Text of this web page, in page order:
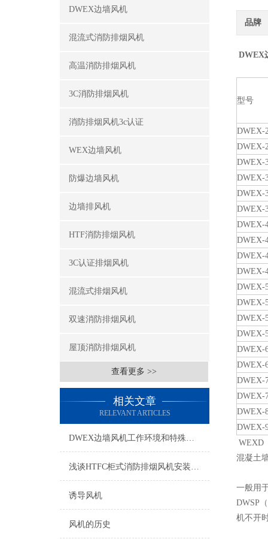
DWEX边墙风机
混流式消防排烟风机
高温消防排烟风机
3C消防排烟风机
消防排烟风机3c认证
WEX边墙风机
防爆边墙风机
边墙排风机
HTF消防排烟风机
3C认证排烟风机
混流式排烟风机
双速消防排烟风机
屋顶消防排烟风机
查看更多 >>
相关文章
RELEVANT ARTICLES
DWEX边墙风机工作环境和特殊要求有哪些
浅谈HTFC柜式消防排烟风机安装注意事项
诱导风机
风机的历史
品牌
DWEX
型号
DWEX-
DWEX-
DWEX-
DWEX-
DWEX-
DWEX-
DWEX-
DWEX-
DWEX-
DWEX-
DWEX-
DWEX-
DWEX-
DWEX-
DWEX-
DWEX-
DWEX-
DWEX-
DWEX-
DWEX-
WEXD
混凝土
一般用
DWSP
机不开